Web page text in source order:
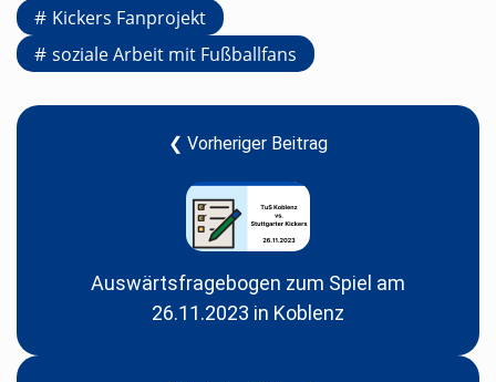
Kickers Fanprojekt
soziale Arbeit mit Fußballfans
❮ Vorheriger Beitrag
Auswärtsfragebogen zum Spiel am
26.11.2023 in Koblenz